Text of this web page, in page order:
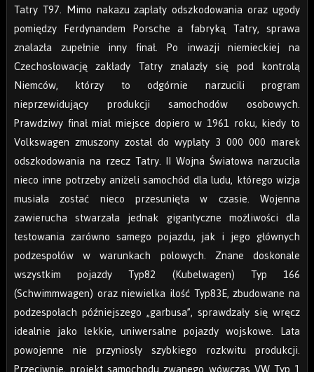
Tatry T97. Mimo nakazu zapłaty odszkodowania oraz ugody
pomiędzy Ferdynandem Porsche a fabryką Tatry, sprawa
znalazła zupełnie inny finał. Po inwazji niemieckiej na
Czechosłowację zakłady Tatry znalazły się pod kontrolą
Niemców, którzy to odgórnie narzucili program
nieprzewidujący produkcji samochodów osobowych.
Prawdziwy finał miał miejsce dopiero w 1961 roku, kiedy to
Volkswagen zmuszony został do wypłaty 3 000 000 marek
odszkodowania na rzecz Tatry. II Wojna Światowa narzuciła
nieco inne potrzeby aniżeli samochód dla ludu, którego wizja
musiała zostać nieco przesunięta w czasie. Wojenna
zawierucha stwarzała jednak gigantyczne możliwości dla
testowania zarówno samego pojazdu, jak i jego głównych
podzespołów w warunkach polowych. Znane doskonale
wszystkim pojazdy Typ82 (Kubelwagen) Typ 166
(Schwimmwagen) oraz niewielka ilość Typ83E, zbudowane na
podzespołach późniejszego „garbusa”, sprawdzały się wręcz
idealnie jako lekkie, uniwersalne pojazdy wojskowe. Lata
powojenne nie przyniosły szybkiego rozkwitu produkcji.